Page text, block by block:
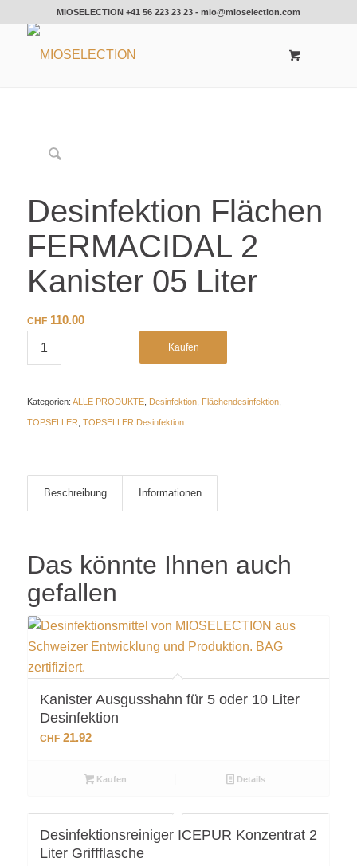
MIOSELECTION +41 56 223 23 23- mio@mioselection.com
Desinfektion Flächen
FERMACIDAL 2
Kanister 05 Liter
CHF110.00
Kaufen
Kategorien: ALLE PRODUKTE, Desinfektion, Flächendesinfektion,
TOPSELLER TOPSELLER Desinfektion
Beschreibung Informationen
Das könnte Ihnen auch
gefallen
Kanister Ausgusshahn für 5 oder 10 Liter
Desinfektion
CHF21.92
Kaufen Details
Desinfektionsreiniger ICEPUR Konzentrat 2
Liter Griffflasche